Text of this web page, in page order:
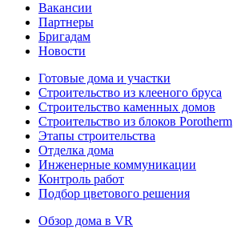
Вакансии
Партнеры
Бригадам
Новости
Готовые дома и участки
Строительство из клееного бруса
Строительство каменных домов
Строительство из блоков Porotherm
Этапы строительства
Отделка дома
Инженерные коммуникации
Контроль работ
Подбор цветового решения
Обзор дома в VR